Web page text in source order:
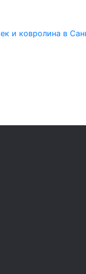
и ковролина в